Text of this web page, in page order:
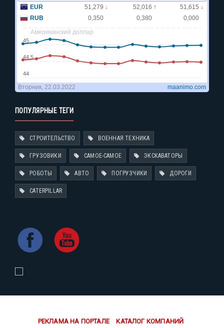
ПОПУЛЯРНЫЕ ТЕГИ
СТРОИТЕЛЬСТВО ВОЕННАЯ ТЕХНИКА
ГРУЗОВИКИ САМОЕ-САМОЕ ЭКСКАВАТОРЫ
РОБОТЫ АВТО ПОГРУЗЧИКИ ДОРОГИ
CATERPILLAR
РЕКЛАМА НА ПОРТАЛЕ КАТАЛОГ КОМПАНИЙ